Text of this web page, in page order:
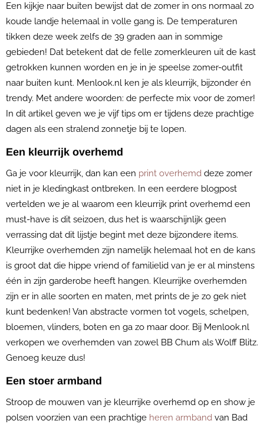
Een kijkje naar buiten bewijst dat de zomer in ons normaal zo
koude landje helemaal in volle gang is. De temperaturen
tikken deze week zelfs de 39 graden aan in sommige
gebieden! Dat betekent dat de felle zomerkleuren uit de kast
getrokken kunnen worden en je in je speelse zomer-outfit
naar buiten kunt. Menlook.nl ken je als kleurrijk, bijzonder én
trendy. Met andere woorden: de perfecte mix voor de zomer!
In dit artikel geven we je vijf tips om er tijdens deze prachtige
dagen als een stralend zonnetje bij te lopen.
Een kleurrijk overhemd
Ga je voor kleurrijk, dan kan een print overhemd deze zomer
niet in je kledingkast ontbreken. In een eerdere blogpost
vertelden we je al waarom een kleurrijk print overhemd een
must-have is dit seizoen, dus het is waarschijnlijk geen
verrassing dat dit lijstje begint met deze bijzondere items.
Kleurrijke overhemden zijn namelijk helemaal hot en de kans
is groot dat die hippe vriend of familielid van je er al minstens
één in zijn garderobe heeft hangen. Kleurrijke overhemden
zijn er in alle soorten en maten, met prints de je zo gek niet
kunt bedenken! Van abstracte vormen tot vogels, schelpen,
bloemen, vlinders, boten en ga zo maar door. Bij Menlook.nl
verkopen we overhemden van zowel BB Chum als Wolff Blitz.
Genoeg keuze dus!
Een stoer armband
Stroop de mouwen van je kleurrijke overhemd op en show je
polsen voorzien van een prachtige heren armband van Bad